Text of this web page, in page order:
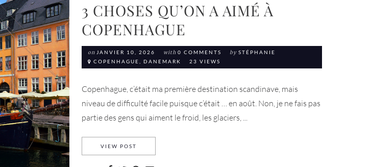
3 CHOSES QU’ON A AIMÉ À
COPENHAGUE
on JANVIER 10, 2026 with 0 COMMENTS by STÉPHANIE
COPENHAGUE, DANEMARK
23 VIEWS
Copenhague, c’était ma première destination scandinave, mais
niveau de difficulté facile puisque c’était … en août. Non, je ne fais pas
partie des gens qui aiment le froid, les glaciers, ...
VIEW POST